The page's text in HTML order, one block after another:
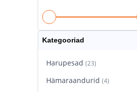
Kategooriad
Harupesad (23)
Hämaraandurid (4)